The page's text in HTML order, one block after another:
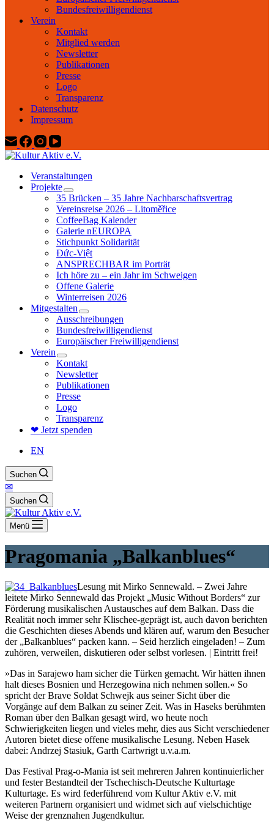
Bundesfreiwilligendienst
Verein
Kontakt
Mitglied werden
Newsletter
Publikationen
Presse
Logo
Transparenz
Datenschutz
Impressum
Veranstaltungen
Projekte
35 Brücken – 35 Jahre Nachbarschaftsvertrag
Vereinsreise 2026 – Litoměřice
CoffeeBag Kalender
Galerie nEUROPA
Stichpunkt Solidarität
Đức-Việt
ANSPRECHBAR im Porträt
Ich höre zu – ein Jahr im Schweigen
Offene Galerie
Winterreisen 2026
Mitgestalten
Ausschreibungen
Bundesfreiwilligendienst
Europäischer Freiwilligendienst
Verein
Kontakt
Newsletter
Publikationen
Presse
Logo
Transparenz
❤ Jetzt spenden
EN
Suchen
✉
Suchen
Menü
Pragomania „Balkanblues“
Lesung mit Mirko Sennewald. – Zwei Jahre
leitete Mirko Sennewald das Projekt „Music Without Borders“ zur
Förderung musikalischen Austausches auf dem Balkan. Dass die
Realität noch immer sehr Klischee-geprägt ist, auch davon berichten
die Geschichten dieses Abends und klären auf, warum den Besucher
der „Balkanblues“ packen kann. – Seid herzlich eingeladen! – Zum
zuhören, verweilen, diskutieren oder selbst vorlesen. | Eintritt frei!
»Das in Sarajewo ham sicher die Türken gemacht. Wir hätten ihnen
halt dieses Bosnien und Herzegowina nich nehmen sollen.« So
spricht der Brave Soldat Schwejk aus seiner Sicht über die
Vorgänge auf dem Balkan zu seiner Zeit. Was in Haseks berühmten
Roman über den Balkan gesagt wird, wo heute noch
Schwierigkeiten liegen und vieles mehr, dies aus Sicht verschiedener
Autoren bietet diese offene musikalische Lesung. Neben Hasek
dabei: Andrzej Stasiuk, Garth Cartwrigt u.v.a.m.
Das Festival Prag-o-Mania ist seit mehreren Jahren kontinuierlicher
und fester Bestandteil der Tschechisch-Deutsche Kulturtage
Kulturtage. Es wird federführend vom Kultur Aktiv e.V. mit
weiteren Partnern organisiert und widmet sich auf vielschichtige
Weise der grenznahen Jugendkultur.